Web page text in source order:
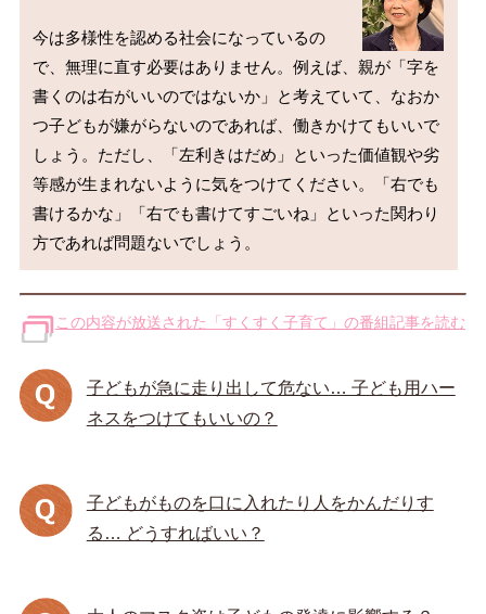
今は多様性を認める社会になっているの
で、無理に直す必要はありません。例えば、親が「字を
書くのは右がいいのではないか」と考えていて、なおか
つ子どもが嫌がらないのであれば、働きかけてもいいで
しょう。ただし、「左利きはだめ」といった価値観や劣
等感が生まれないように気をつけてください。「右でも
書けるかな」「右でも書けてすごいね」といった関わり
この内容が放送された「すくすく子育て」の番組記事を読む
子どもが急に走り出して危ない… 子ども用ハー
ネスをつけてもいいの？
子どもがものを口に入れたり人をかんだりす
る… どうすればいい？